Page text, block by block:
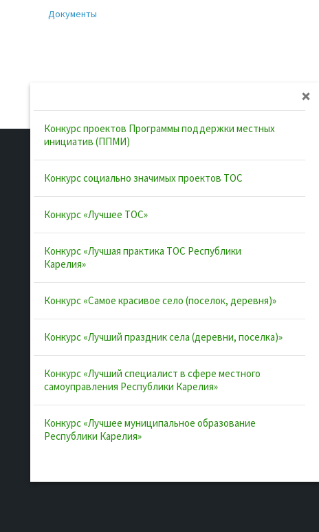
Документы
Полезные ссылки
Карелия
Комфортная городская среда в
Территориальное общественное
ВАРМСУ
Конкурс проектов Программы поддержки местных
инициатив (ППМИ)
Конкурс социально значимых проектов ТОС
Конкурс «Лучшее ТОС»
Конкурс «Лучшая практика ТОС Республики
Карелия»
Конкурс «Самое красивое село (поселок, деревня)»
Конкурс «Лучший праздник села (деревни, поселка)»
Конкурс «Лучший специалист в сфере местного
самоуправления Республики Карелия»
Конкурс «Лучшее муниципальное образование
Республики Карелия»